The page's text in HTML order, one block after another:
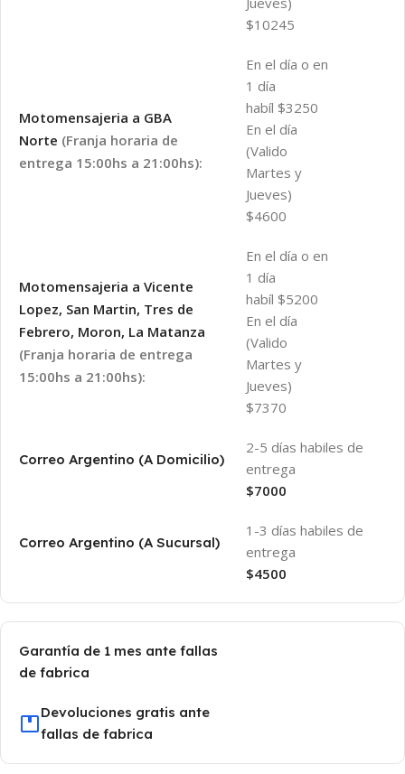
$10245
Motomensajeria a GBA
Norte (Franja horaria de
entrega 15:00hs a 21:00hs):
En el día o en
1 día
habíl $3250
En el día
(Valido
Martes y
Jueves)
$4600
Motomensajeria a Vicente
Lopez, San Martin, Tres de
Febrero, Moron, La Matanza
(Franja horaria de entrega
15:00hs a 21:00hs):
En el día o en
1 día
habíl $5200
En el día
(Valido
Martes y
Jueves)
$7370
Correo Argentino (A Domicilio)
2-5 días habiles de
entrega
$7000
Correo Argentino (A Sucursal)
1-3 días habiles de
entrega
$4500
Garantía de 1 mes ante fallas
de fabrica
Devoluciones gratis ante
fallas de fabrica